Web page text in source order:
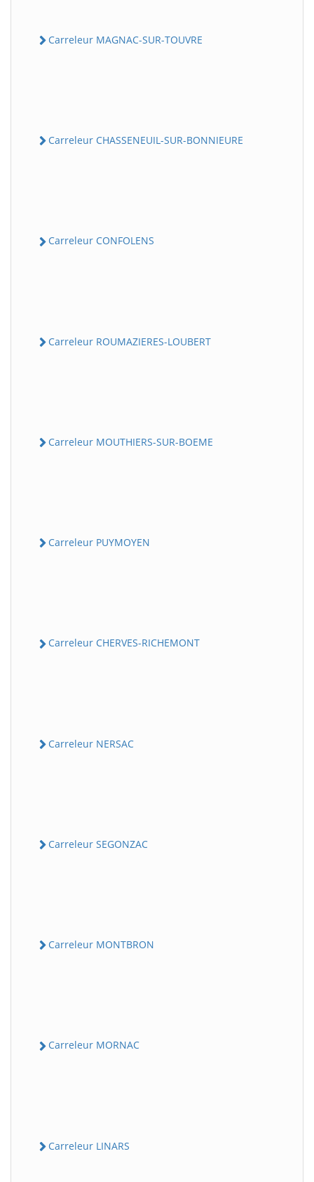
Carreleur MAGNAC-SUR-TOUVRE
Carreleur CHASSENEUIL-SUR-BONNIEURE
Carreleur CONFOLENS
Carreleur ROUMAZIERES-LOUBERT
Carreleur MOUTHIERS-SUR-BOEME
Carreleur PUYMOYEN
Carreleur CHERVES-RICHEMONT
Carreleur NERSAC
Carreleur SEGONZAC
Carreleur MONTBRON
Carreleur MORNAC
Carreleur LINARS